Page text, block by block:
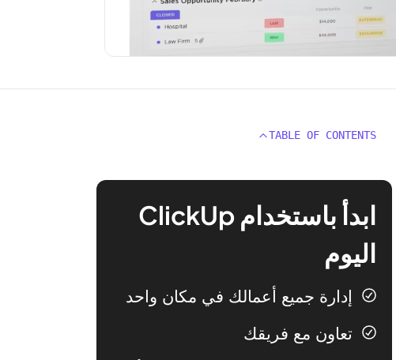
TABLE OF CONTENTS
ابدأ باستخدام ClickUp
اليوم
إدارة جميع أعمالك في مكان واحد
تعاون مع فريقك